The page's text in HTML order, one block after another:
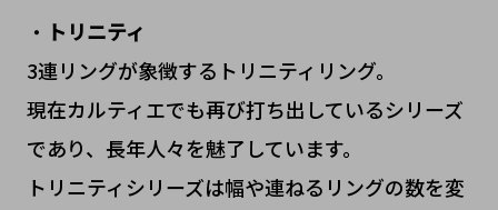
・ トリニティ
3連リングが象徴するトリニティリング。
現在カルティエでも再び打ち出しているシリーズ
であり、長年人々を魅了しています。
トリニティシリーズは幅や連ねるリングの数を変